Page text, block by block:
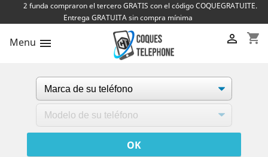
2 funda compraron el tercero GRATIS con el código COQUEGRATUITE.
Entrega GRATUITA sin compra mínima
Menu  shopping_cart
